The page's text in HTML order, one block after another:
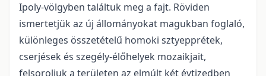
Ipoly-völgyben találtuk meg a fajt. Röviden
ismertetjük az új állományokat magukban foglaló,
különleges összetételű homoki sztyepprétek,
cserjések és szegély-élőhelyek mozaikjait,
felsoroljuk a területen az elmúlt két évtizedben